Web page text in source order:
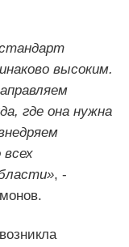
высоким.
где она нужна
, -